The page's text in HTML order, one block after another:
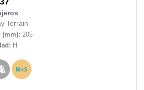
Terrain
(mm): 205
H